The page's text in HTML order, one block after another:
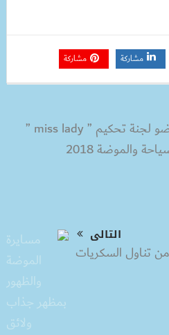
مشاركة مشاركة
دينا عكاشة عضو لجنة تحكيم ” miss lady ”
والموضة 2018
التالى
تناول السكريات